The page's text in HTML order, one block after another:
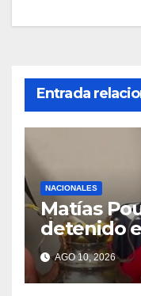
Entrada
NACIONALES
Matías
detenido
trasladado
máxima
AGO 10, 2026